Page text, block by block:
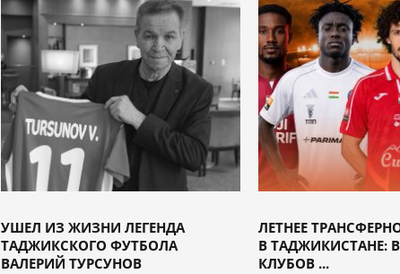
УШЕЛ ИЗ ЖИЗНИ ЛЕГЕНДА
ТАДЖИКСКОГО ФУТБОЛА
ВАЛЕРИЙ ТУРСУНОВ
ЛЕТНЕЕ
В ТАДЖИКИСТАНЕ:
КЛУБОВ ...